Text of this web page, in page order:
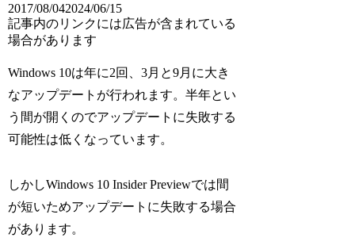
2017/08/042024/06/15
記事内のリンクには広告が含まれている
場合があります
Windows 10は年に2回、3月と9月に大き
なアップデートが行われます。半年とい
う間が開くのでアップデートに失敗する
可能性は低くなっています。
しかしWindows 10 Insider Previewでは間
が短いためアップデートに失敗する場合
があります。